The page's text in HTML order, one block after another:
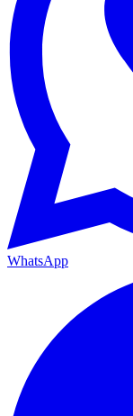
WhatsApp